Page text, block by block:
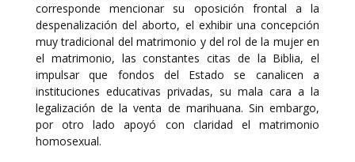
corresponde mencionar su oposición frontal a la
despenalización del aborto, el exhibir una concepción
muy tradicional del matrimonio y del rol de la mujer en
el matrimonio, las constantes citas de la Biblia, el
impulsar que fondos del Estado se canalicen a
instituciones educativas privadas, su mala cara a la
legalización de la venta de marihuana. Sin embargo,
por otro lado apoyó con claridad el matrimonio
homosexual.